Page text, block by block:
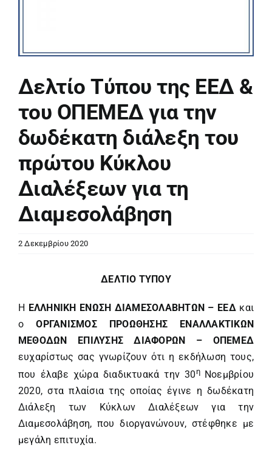
Δελτίο Τύπου της ΕΕΔ &
του ΟΠΕΜΕΔ για την
δωδέκατη διάλεξη του
πρώτου Κύκλου
Διαλέξεων για τη
Διαμεσολάβηση
2 Δεκεμβρίου 2020
ΔΕΛΤΙΟ ΤΥΠΟΥ
Η ΕΛΛΗΝΙΚΗ ΕΝΩΣΗ ΔΙΑΜΕΣΟΛΑΒΗΤΩΝ – ΕΕΔ και
οΟΡΓΑΝΙΣΜΟΣ ΠΡΟΩΘΗΣΗΣ ΕΝΑΛΛΑΚΤΙΚΩΝ
ΜΕΘΟΔΩΝ ΕΠΙΛΥΣΗΣ ΔΙΑΦΟΡΩΝ – ΟΠΕΜΕΔ
ευχαρίστως σας γνωρίζουν ότι η εκδήλωση τους,
που έλαβε χώρα διαδικτυακά την 30 η Νοεμβρίου
2020, στα πλαίσια της οποίας έγινε η δωδέκατη
Διάλεξη των Κύκλων Διαλέξεων για την
Διαμεσολάβηση, που διοργανώνουν, στέφθηκε με
μεγάλη επιτυχία.